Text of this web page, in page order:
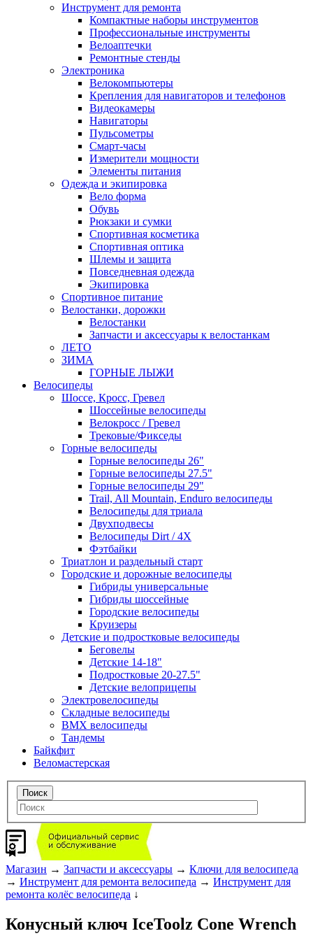
Инструмент для ремонта
Компактные наборы инструментов
Профессиональные инструменты
Велоаптечки
Ремонтные стенды
Электроника
Велокомпьютеры
Крепления для навигаторов и телефонов
Видеокамеры
Навигаторы
Пульсометры
Смарт-часы
Измерители мощности
Элементы питания
Одежда и экипировка
Вело форма
Обувь
Рюкзаки и сумки
Спортивная косметика
Спортивная оптика
Шлемы и защита
Повседневная одежда
Экипировка
Спортивное питание
Велостанки, дорожки
Велостанки
Запчасти и аксессуары к велостанкам
ЛЕТО
ЗИМА
ГОРНЫЕ ЛЫЖИ
Велосипеды
Шоссе, Кросс, Гревел
Шоссейные велосипеды
Велокросс / Гревел
Трековые/Фикседы
Горные велосипеды
Горные велосипеды 26"
Горные велосипеды 27.5"
Горные велосипеды 29"
Trail, All Mountain, Enduro велосипеды
Велосипеды для триала
Двухподвесы
Велосипеды Dirt / 4X
Фэтбайки
Триатлон и раздельный старт
Городские и дорожные велосипеды
Гибриды универсальные
Гибриды шоссейные
Городские велосипеды
Круизеры
Детские и подростковые велосипеды
Беговелы
Детские 14-18"
Подростковые 20-27.5"
Детские велоприцепы
Электровелосипеды
Складные велосипеды
BMX велосипеды
Тандемы
Байкфит
Веломастерская
Магазин → Запчасти и аксессуары → Ключи для велосипеда
→ Инструмент для ремонта велосипеда → Инструмент для
ремонта колёс велосипеда ↓
Конусный ключ IceToolz Cone Wrench